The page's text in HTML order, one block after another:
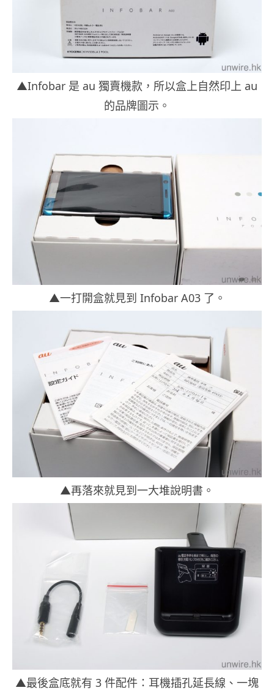
▲Infobar 是 au 獨賣機款，所以盒上自然印上 au
的品牌圖示。
▲一打開盒就見到 Infobar A03 了。
▲再落來就見到一大堆說明書。
▲最後盒底就有 3 件配件：耳機插孔延長線、一塊